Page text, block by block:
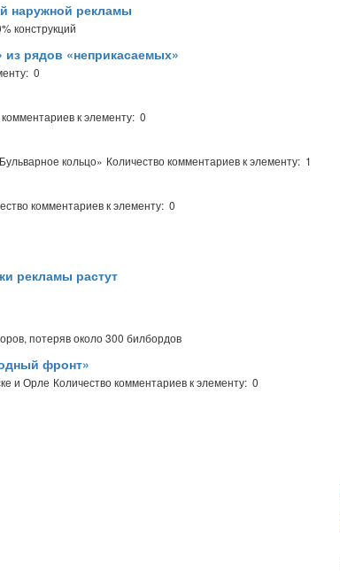
наружной рекламы
конструкций
из рядов «неприкасаемых»
0
к элементу: 0
кольцо» Количество комментариев к элементу: 1
комментариев к элементу: 0
рекламы растут
потеряв около 300 билбордов
фронт»
и Орле Количество комментариев к элементу: 0